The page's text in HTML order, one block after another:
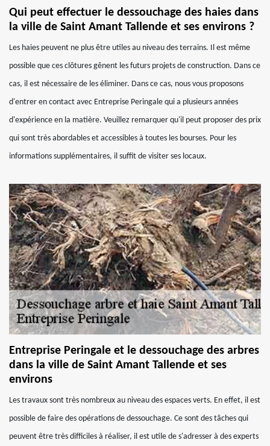
Qui peut effectuer le dessouchage des haies dans
la ville de Saint Amant Tallende et ses environs ?
Les haies peuvent ne plus être utiles au niveau des terrains. Il est même
possible que ces clôtures gênent les futurs projets de construction. Dans ce
cas, il est nécessaire de les éliminer. Dans ce cas, nous vous proposons
d'entrer en contact avec Entreprise Peringale qui a plusieurs années
d'expérience en la matière. Veuillez remarquer qu'il peut proposer des prix
qui sont très abordables et accessibles à toutes les bourses. Pour les
informations supplémentaires, il suffit de visiter ses locaux.
Entreprise Peringale et le dessouchage des arbres
dans la ville de Saint Amant Tallende et ses
environs
Les travaux sont très nombreux au niveau des espaces verts. En effet, il est
possible de faire des opérations de dessouchage. Ce sont des tâches qui
peuvent être très difficiles à réaliser, il est utile de s'adresser à des experts